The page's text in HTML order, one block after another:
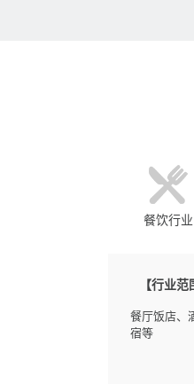
餐饮行业
【行业范
餐厅饭店、
宿等